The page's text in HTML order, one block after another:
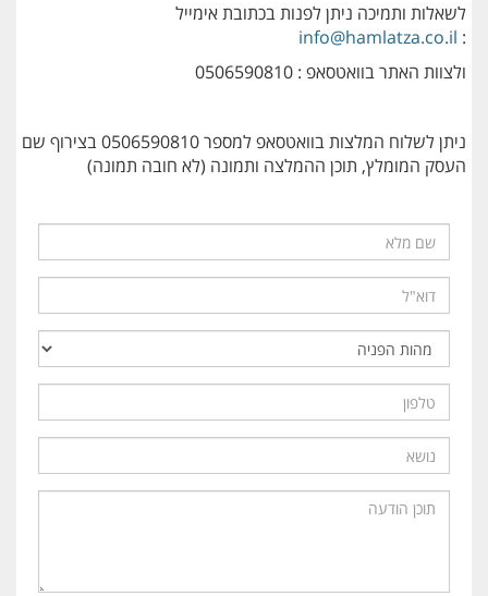
לשאלות ותמיכה ניתן לפנות בכתובת אימייל
:
info@hamlatza.co.il
ולצוות האתר בוואטסאפ : 0506590810
ניתן לשלוח המלצות בוואטסאפ למספר 0506590810 בצירוף שם
העסק המומלץ, תוכן ההמלצה ותמונה (לא חובה תמונה)
מלא
הפניה
טלפון
תוכן
הודעה